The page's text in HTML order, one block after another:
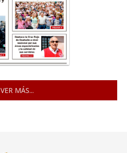
VER MÁS...